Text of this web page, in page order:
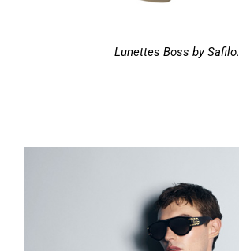
Lunettes Boss by Safilo.